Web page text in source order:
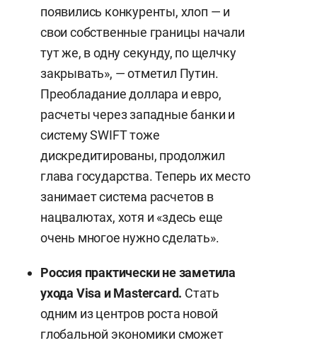
появились конкуренты, хлоп — и
свои собственные границы начали
тут же, в одну секунду, по щелчку
закрывать», — отметил Путин.
Преобладание доллара и евро,
расчеты через западные банки и
систему SWIFT тоже
дискредитированы, продолжил
глава государства. Теперь их место
занимает система расчетов в
нацвалютах, хотя и «здесь еще
очень многое нужно сделать».
Россия практически не заметила
ухода Visa и Masterсard. Стать
одним из центров роста новой
глобальной экономики сможет